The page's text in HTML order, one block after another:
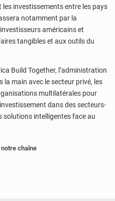
investissements entre les pays
notamment par la
américains et
tangibles et aux outils du
Build Together, l’administration
main avec le secteur privé, les
multilatérales pour
dans des secteurs-
solutions intelligentes face au
chaîne